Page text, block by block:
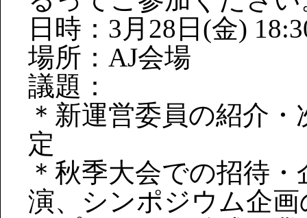
日時：3月28日(金)
場所：AJ会場
議題：
＊新運営委員の紹介
定
＊秋季大会での招待
演、シンポジウム企画